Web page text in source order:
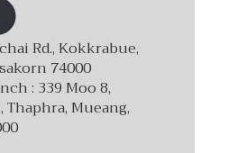
Rd., Kokkrabue,
74000
: 339 Moo 8,
Thaphra, Mueang,